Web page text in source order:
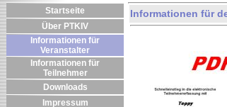
Startseite
Über PTKIV
Informationen für
Veranstalter
Informationen für
Teilnehmer
Downloads
Impressum
Informationen für